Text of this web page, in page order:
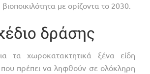
με ορίζοντα το 2030.
δράσης
τα χωροκατακτητικά ξένα είδη
πρέπει να ληφθούν σε ολόκληρη